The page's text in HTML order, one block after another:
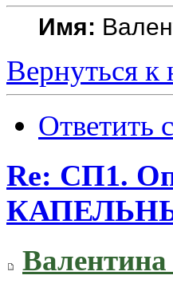
Имя:
Вернуться к
Ответить
Re: СП1.